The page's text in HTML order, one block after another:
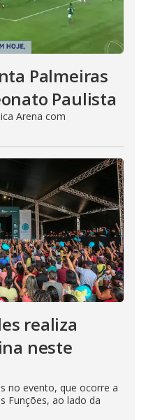
Palmeiras
Paulista
Arena com
realiza
neste
no evento, que ocorre a
Funções, ao lado da